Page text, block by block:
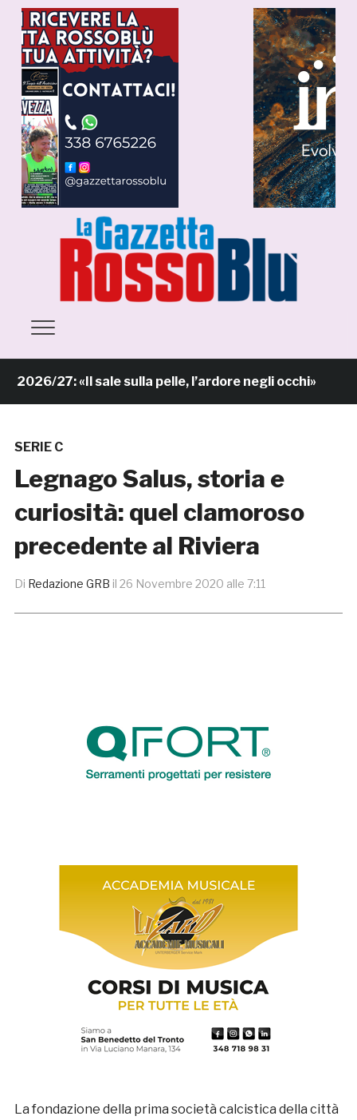
27: «Il sale sulla pelle, l’ardore negli occhi»
SERIE C
Legnago Salus, storia e
curiosità: quel clamoroso
precedente al Riviera
Di Redazione GRB il 26 Novembre 2020 alle 7:11
La fondazione della prima società calcistica della città